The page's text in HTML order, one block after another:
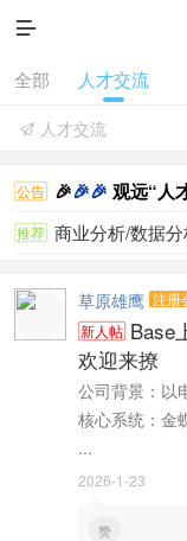

全部 人才交流
 人才交流
公告 🎉🎉🎉 观远“人
推荐 商业分析/数据
草原雄鹰 注册
新人帖 Base
欢迎来撩
公司背景：以
核心系统：金
...
2026-1-23
赞